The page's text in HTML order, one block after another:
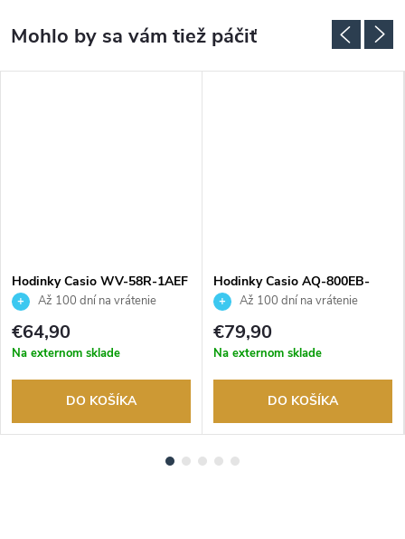
Hodinky Casio WV-58R-1AEF
Až 100 dní na vrátenie
tovaru. Autorizovaný predajca.
€64,90
Na externom sklade
DO KOŠÍKA
Hodinky Casio AQ-800EB-
2AEFAž 100 dní na vrátenie
tovaru. Autorizovaný predajca.
€79,90
Na externom sklade
DO KOŠÍKA